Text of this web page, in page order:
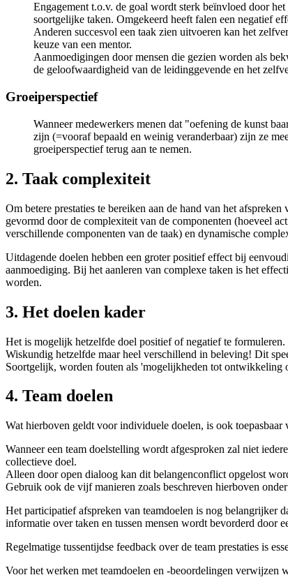
Engagement t.o.v. de goal wordt sterk beïnvloed door
soortgelijke taken. Omgekeerd heeft falen een negatief
Anderen succesvol een taak zien uitvoeren kan het
keuze van een mentor.
Aanmoedigingen door mensen die gezien worden als
de geloofwaardigheid van de leidinggevende en het
Groeiperspectief
Wanneer medewerkers menen dat "oefening de kunst
zijn (=vooraf bepaald en weinig veranderbaar) zijn ze
groeiperspectief terug aan te nemen.
2. Taak complexiteit
Om betere prestaties te bereiken aan de hand van het
gevormd door de complexiteit van de componenten (hoeveel
verschillende componenten van de taak) en dynamische
Uitdagende doelen hebben een groter positief effect bij
aanmoediging. Bij het aanleren van complexe taken is het
worden.
3. Het doelen kader
Het is mogelijk hetzelfde doel positief of negatief te
Wiskundig hetzelfde maar heel verschillend in beleving! Dit
Soortgelijk, worden fouten als 'mogelijkheden tot ontwikkeling
4. Team doelen
Wat hierboven geldt voor individuele doelen, is ook
Wanneer een team doelstelling wordt afgesproken zal niet
collectieve doel.
Alleen door open dialoog kan dit belangenconflict opgelost
Gebruik ook de vijf manieren zoals beschreven hierboven
Het participatief afspreken van teamdoelen is nog belangrijker
informatie over taken en tussen mensen wordt bevorderd door
Regelmatige tussentijdse feedback over de team prestaties is
Voor het werken met teamdoelen en -beoordelingen verwijzen